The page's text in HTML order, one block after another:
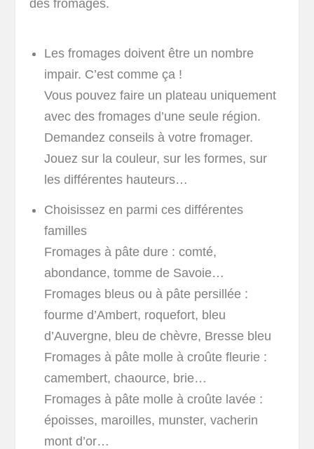
des fromages.
Les fromages doivent être un nombre
impair. C’est comme ça !
Vous pouvez faire un plateau uniquement
avec des fromages d’une seule région.
Demandez conseils à votre fromager.
Jouez sur la couleur, sur les formes, sur
les différentes hauteurs…
Choisissez en parmi ces différentes
familles
Fromages à pâte dure : comté,
abondance, tomme de Savoie…
Fromages bleus ou à pâte persillée :
fourme d’Ambert, roquefort, bleu
d’Auvergne, bleu de chèvre, Bresse bleu
Fromages à pâte molle à croûte fleurie :
camembert, chaource, brie…
Fromages à pâte molle à croûte lavée :
époisses, maroilles, munster, vacherin
mont d’or…